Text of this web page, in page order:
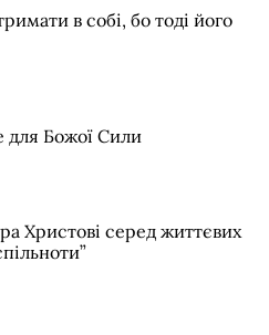
в собі, бо тоді його
для Божої Сили
Христові серед життєвих